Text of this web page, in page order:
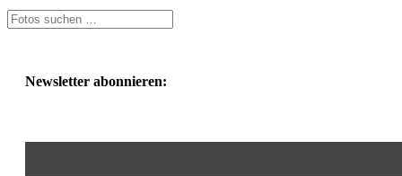
Newsletter abonnieren: